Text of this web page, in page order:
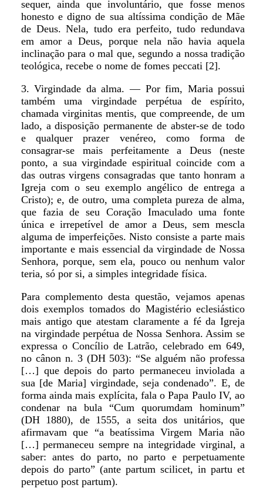
sequer, ainda que involuntário, que fosse menos
honesto e digno de sua altíssima condição de Mãe
de Deus. Nela, tudo era perfeito, tudo redundava
em amor a Deus, porque nela não havia aquela
inclinação para o mal que, segundo a nossa tradição
teológica, recebe o nome de fomes peccati [2].
3. Virgindade da alma. — Por fim, Maria possui
também uma virgindade perpétua de espírito,
chamada virginitas mentis, que compreende, de um
lado, a disposição permanente de abster-se de todo
e qualquer prazer venéreo, como forma de
consagrar-se mais perfeitamente a Deus (neste
ponto, a sua virgindade espiritual coincide com a
das outras virgens consagradas que tanto honram a
Igreja com o seu exemplo angélico de entrega a
Cristo); e, de outro, uma completa pureza de alma,
que fazia de seu Coração Imaculado uma fonte
única e irrepetível de amor a Deus, sem mescla
alguma de imperfeições. Nisto consiste a parte mais
importante e mais essencial da virgindade de Nossa
Senhora, porque, sem ela, pouco ou nenhum valor
teria, só por si, a simples integridade física.
Para complemento desta questão, vejamos apenas
dois exemplos tomados do Magistério eclesiástico
mais antigo que atestam claramente a fé da Igreja
na virgindade perpétua de Nossa Senhora. Assim se
expressa o Concílio de Latrão, celebrado em 649,
no cânon n. 3 (DH 503): “Se alguém não professa
[…] que depois do parto permaneceu inviolada a
sua [de Maria] virgindade, seja condenado”. E, de
forma ainda mais explícita, fala o Papa Paulo IV, ao
condenar na bula “Cum quorumdam hominum”
(DH 1880), de 1555, a seita dos unitários, que
afirmavam que “a beatíssima Virgem Maria não
[…] permaneceu sempre na integridade virginal, a
saber: antes do parto, no parto e perpetuamente
depois do parto” (ante partum scilicet, in partu et
perpetuo post partum).